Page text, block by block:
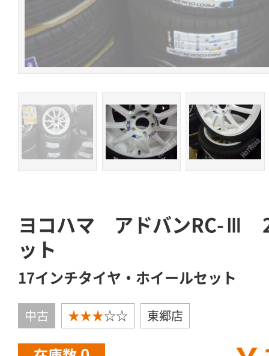
ヨコハマ アドバンRC-Ⅲ
ット
17インチタイヤ・ホイールセット
中古 ★★★☆☆ 東郷店